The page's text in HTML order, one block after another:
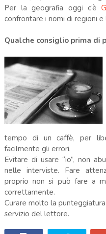
Per la geografia oggi c’è
confrontare i nomi di regioni e
Qualche consiglio prima di
tempo di un caffè, per
facilmente gli errori.
Evitare di usare “io”, non
nelle interviste. Fare
proprio non si può fare a
correttamente.
Curare molto la
servizio del lettore.